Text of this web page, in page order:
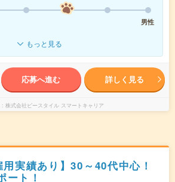
男性
もっと見る
応募へ進む 詳しく見る
株式会社ビースタイル スマートキャリア
実績あり】30～40代中心！
ート！